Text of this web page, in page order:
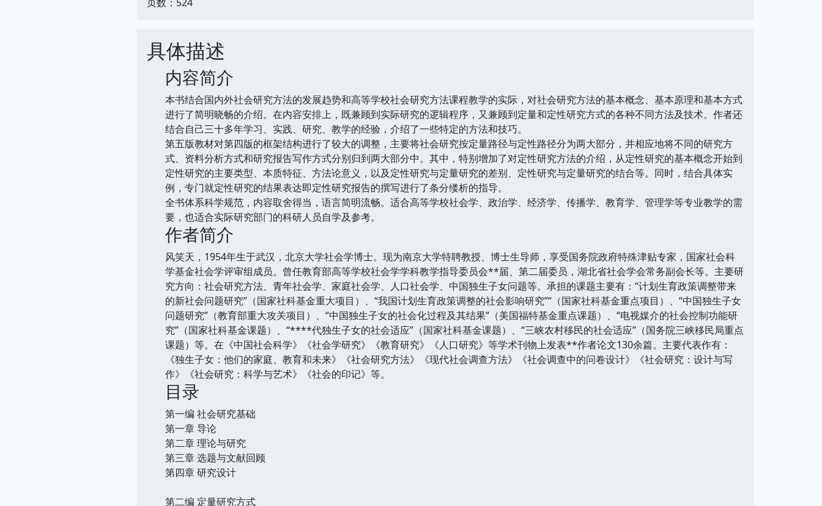
具体描述
内容简介
本书结合国内外社会研究方法的发展趋势和高等学校社会研究方法课程教学的实际，对社会研究方法的基本概念、基本原理和基本方式
进行了简明晓畅的介绍。在内容安排上，既兼顾到实际研究的逻辑程序，又兼顾到定量和定性研究方式的各种不同方法及技术。作者还
结合自己三十多年学习、实践、研究、教学的经验，介绍了一些特定的方法和技巧。
第五版教材对第四版的框架结构进行了较大的调整，主要将社会研究按定量路径与定性路径分为两大部分，并相应地将不同的研究方
式、资料分析方式和研究报告写作方式分别归到两大部分中。其中，特别增加了对定性研究方法的介绍，从定性研究的基本概念开始到
定性研究的主要类型、本质特征、方法论意义，以及定性研究与定量研究的差别、定性研究与定量研究的结合等。同时，结合具体实
例，专门就定性研究的结果表达即定性研究报告的撰写进行了条分缕析的指导。
全书体系科学规范，内容取舍得当，语言简明流畅。适合高等学校社会学、政治学、经济学、传播学、教育学、管理学等专业教学的需
要，也适合实际研究部门的科研人员自学及参考。
作者简介
风笑天，1954年生于武汉，北京大学社会学博士。现为南京大学特聘教授、博士生导师，享受国务院政府特殊津贴专家，国家社会科
学基金社会学评审组成员。曾任教育部高等学校社会学学科教学指导委员会**届、第二届委员，湖北省社会学会常务副会长等。主要研
究方向：社会研究方法、青年社会学、家庭社会学、人口社会学、中国独生子女问题等。承担的课题主要有：“计划生育政策调整带来
的新社会问题研究”（国家社科基金重大项目）、“我国计划生育政策调整的社会影响研究”“（国家社科基金重点项目）、“中国独生子女
问题研究”（教育部重大攻关项目）、“中国独生子女的社会化过程及其结果”（美国福特基金重点课题）、“电视媒介的社会控制功能研
究”（国家社科基金课题）、“****代独生子女的社会适应”（国家社科基金课题）、“三峡农村移民的社会适应”（国务院三峡移民局重点
课题）等。在《中国社会科学》《社会学研究》《教育研究》《人口研究》等学术刊物上发表**作者论文130余篇。主要代表作有：
《独生子女：他们的家庭、教育和未来》《社会研究方法》《现代社会调查方法》《社会调查中的问卷设计》《社会研究：设计与写
作》《社会研究：科学与艺术》《社会的印记》等。
目录
第一编 社会研究基础
第一章 导论
第二章 理论与研究
第三章 选题与文献回顾
第四章 研究设计
第二编 定量研究方式